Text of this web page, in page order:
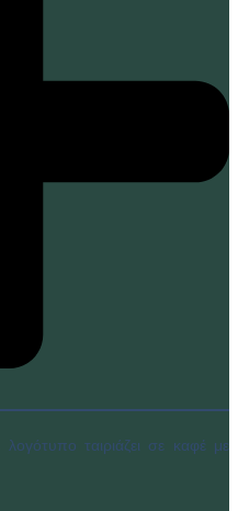
ταιριάζει σε καφέ με